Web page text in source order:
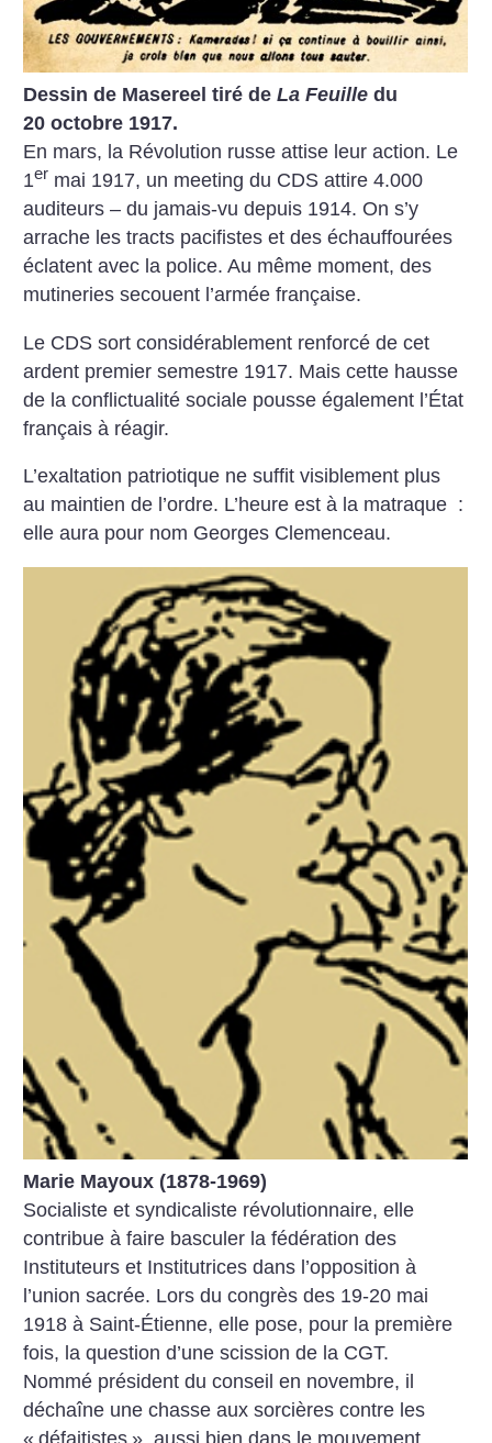
Dessin de Masereel tiré deLa Feuille du
20 octobre 1917.
En mars, la Révolution russe attise leur action. Le
1er mai 1917, un meeting du CDS attire 4.000
auditeurs – du jamais-vu depuis 1914. On s’y
arrache les tracts pacifistes et des échauffourées
éclatentavec la police. Au même moment, des
mutineries secouent l’armée ­française.
Le CDS sort considérablement renforcé de cet
ardent premier semestre 1917. Mais cette hausse
de la conflictualité sociale pousse également l’État
français à réagir.
L’exaltation patriotique ne suffit visiblement plus
au maintien de l’ordre. L’heure est à la matraque :
elle aura pour nom Georges ­Clemenceau.
Marie Mayoux (1878-1969)
Socialiste et syndicaliste révolutionnaire, elle
contribue à faire basculer la fédération des
Instituteurs et Institutrices dans l’opposition à
l’union sacrée. Lors du congrès des 19-20 mai
1918 à Saint-Étienne, elle pose, pour la première
fois, la question d’une scission de la CGT.
Nommé président du conseil en novembre, il
déchaîne une chasse aux sorcières contre les
« défaitistes », aussi bien dans le mouvement